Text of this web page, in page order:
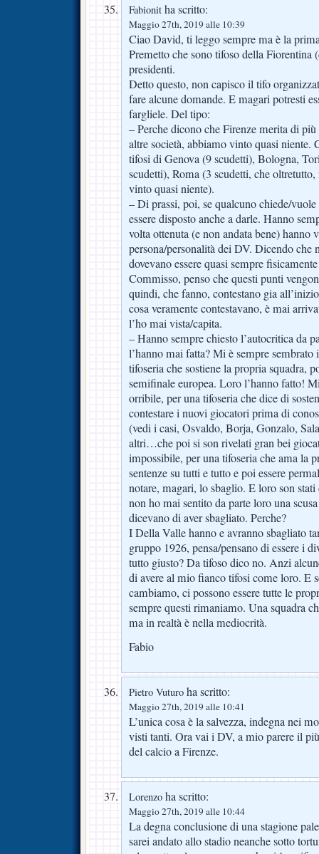
Fabionit ha scritto:
Maggio 27th, 2019 alle 10:39
Ciao David, ti leggo sempre ma è la
Premetto che sono tifoso della Fiorentina
presidenti.
Detto questo, non capisco il tifo
fare alcune domande. E magari potresti
fargliele. Del tipo:
– Perche dicono che Firenze merita di
altre società, abbiamo vinto quasi niente.
tifosi di Genova (9 scudetti), Bologna,
scudetti), Roma (3 scudetti, che
vinto quasi niente).
– Di prassi, poi, se qualcuno chiede/vuole
essere disposto anche a darle. Hanno
volta ottenuta (e non andata bene) hanno
persona/personalità dei DV. Dicendo che
dovevano essere quasi sempre
Commisso, penso che questi punti
quindi, che fanno, contestano gia
cosa veramente contestavano, è mai
l’ho mai vista/capita.
– Hanno sempre chiesto l’autocritica da
l’hanno mai fatta? Mi è sempre
tifoseria che sostiene la propria squadra,
semifinale europea. Loro l’hanno fatto!
orribile, per una tifoseria che dice di
contestare i nuovi giocatori prima di
(vedi i casi, Osvaldo, Borja, Gonzalo,
altri…che poi si son rivelati gran bei
impossibile, per una tifoseria che ama la
sentenze su tutti e tutto e poi essere
notare, magari, lo sbaglio. E loro son
non ho mai sentito da parte loro una
dicevano di aver sbagliato. Perche?
I Della Valle hanno e avranno sbagliato
gruppo 1926, pensa/pensano di essere i
tutto giusto? Da tifoso dico no. Anzi
di avere al mio fianco tifosi come loro. E
cambiamo, ci possono essere tutte le
sempre questi rimaniamo. Una squadra
ma in realtà è nella mediocrità.
Fabio
Pietro Vuturo ha scritto:
Maggio 27th, 2019 alle 10:41
L’unica cosa è la salvezza, indegna nei
visti tanti. Ora vai i DV, a mio parere il
del calcio a Firenze.
Lorenzo ha scritto:
Maggio 27th, 2019 alle 10:44
La degna conclusione di una stagione
sarei andato allo stadio neanche sotto